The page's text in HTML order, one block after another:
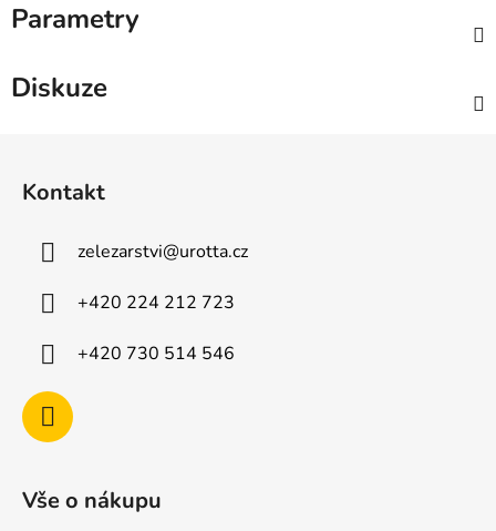
Parametry
Diskuze
Kontakt
zelezarstvi@urotta.cz
+420 224 212 723
+420 730 514 546
Vše o nákupu